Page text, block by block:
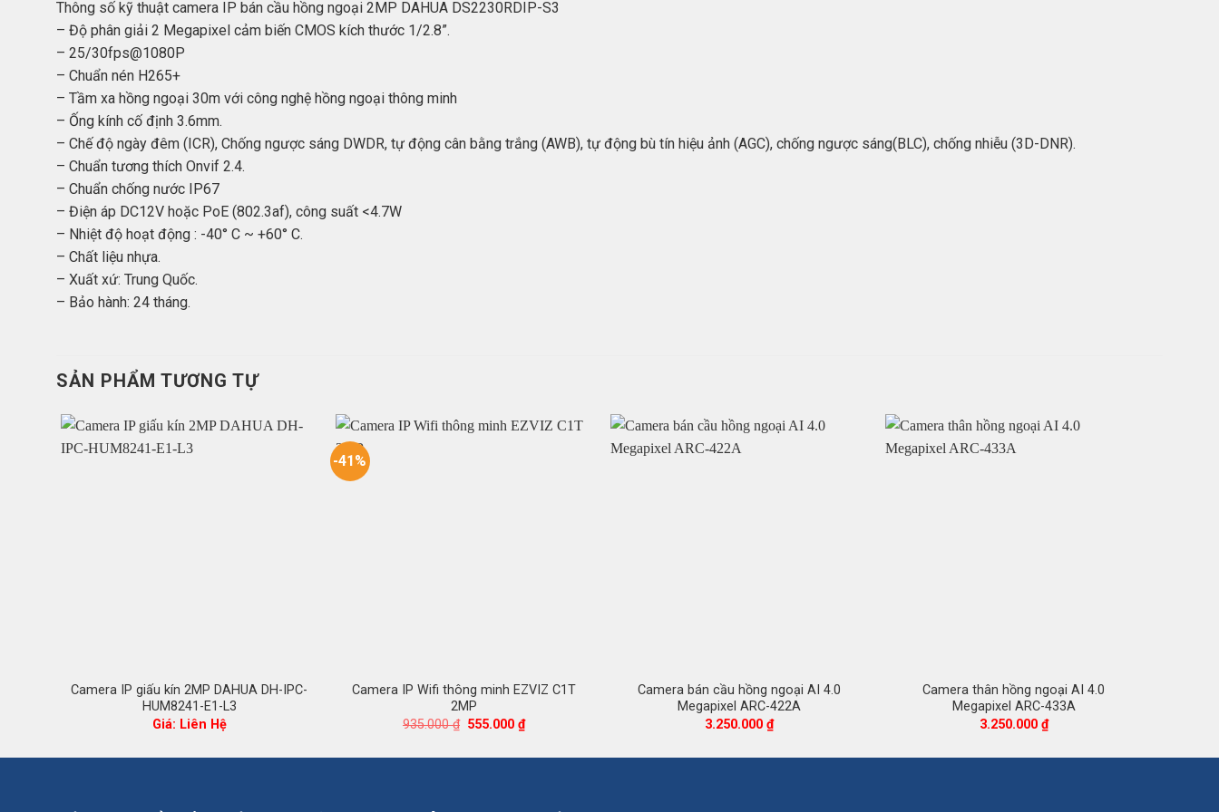
Thông số kỹ thuật camera IP bán cầu hồng ngoại 2MP DAHUA DS2230RDIP-S3
– Độ phân giải 2 Megapixel cảm biến CMOS kích thước 1/2.8”.
– 25/30fps@1080P
– Chuẩn nén H265+
– Tầm xa hồng ngoại 30m với công nghệ hồng ngoại thông minh
– Ống kính cố định 3.6mm.
– Chế độ ngày đêm (ICR), Chống ngược sáng DWDR, tự động cân bằng trắng (AWB), tự động bù tín hiệu ảnh (AGC), chống ngược sáng(BLC), chống nhiễu (3D-DNR).
– Chuẩn tương thích Onvif 2.4.
– Chuẩn chống nước IP67
– Điện áp DC12V hoặc PoE (802.3af), công suất <4.7W
– Nhiệt độ hoạt động : -40° C ~ +60° C.
– Chất liệu nhựa.
– Xuất xứ: Trung Quốc.
– Bảo hành: 24 tháng.
SẢN PHẨM TƯƠNG TỰ
Camera IP giấu kín 2MP DAHUA DH-IPC-
HUM8241-E1-L3
Giá: Liên Hệ
-41%
Camera IP Wifi thông minh EZVIZ C1T
2MP
935.000₫ Giá
935.000 ₫.
555.000₫Giá
hiện
là:
Camera bán cầu hồng ngoại AI 4.0
Megapixel ARC-422A
3.250.000 ₫
Camera thân hồng ngoại AI 4.0
Megapixel ARC-433A
3.250.000 ₫